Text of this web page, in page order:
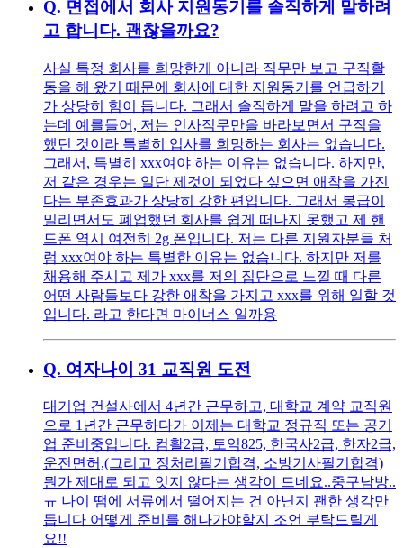
Q. 면접에서 회사 지원동기를 솔직하게 말하려
고 합니다. 괜찮을까요?
사실 특정 회사를 희망한게 아니라 직무만 보고 구직활
동을 해 왔기 때문에 회사에 대한 지원동기를 언급하기
가 상당히 힘이 듭니다. 그래서 솔직하게 말을 하려고 하
는데 예를들어, 저는 인사직무만을 바라보면서 구직을
했던 것이라 특별히 입사를 희망하는 회사는 없습니다.
그래서, 특별히 xxx여야 하는 이유는 없습니다. 하지만,
저 같은 경우는 일단 제것이 되었다 싶으면 애착을 가진
다는 부존효과가 상당히 강한 편입니다. 그래서 봉급이
밀리면서도 폐업했던 회사를 쉽게 떠나지 못했고 제 핸
드폰 역시 여전히 2g 폰입니다. 저는 다른 지원자분들 처
럼 xxx여야 하는 특별한 이유는 없습니다. 하지만 저를
채용해 주시고 제가 xxx를 저의 집단으로 느낄 때 다른
어떤 사람들보다 강한 애착을 가지고 xxx를 위해 일할 것
입니다. 라고 한다면 마이너스 일까용
Q. 여자나이 31 교직원 도전
대기업 건설사에서 4년간 근무하고, 대학교 계약 교직원
으로 1년간 근무하다가 이제는 대학교 정규직 또는 공기
업 준비중입니다. 컴활2급, 토익825, 한국사2급, 한자2급,
운전면허,(그리고 정처리필기합격, 소방기사필기합격)
뭔가 제대로 되고 잇지 않다는 생각이 드네요..중구남방..
ㅠ 나이 땜에 서류에서 떨어지는 건 아닌지 괜한 생각만
듭니다 어떻게 준비를 해나가야할지 조언 부탁드릴게
요!!